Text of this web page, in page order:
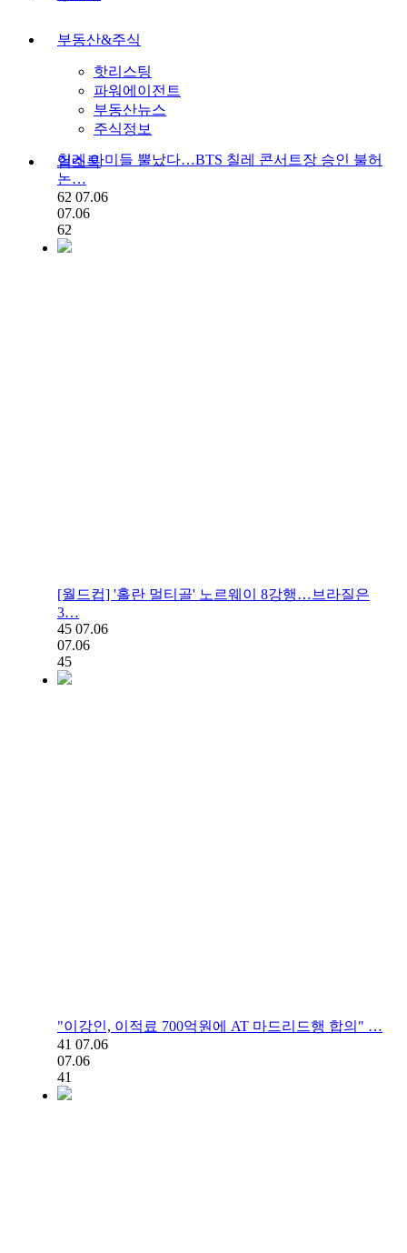
부동산&주식
핫리스팅
파워에이전트
부동산뉴스
주식정보
업소록
칠레 아미들 뿔났다…BTS 칠레 콘서트장 승인 불허
논…
62 07.06
07.06
62
[월드컵] '홀란 멀티골' 노르웨이 8강행…브라질은
3…
45 07.06
07.06
45
"이강인, 이적료 700억원에 AT 마드리드행 합의" …
41 07.06
07.06
41